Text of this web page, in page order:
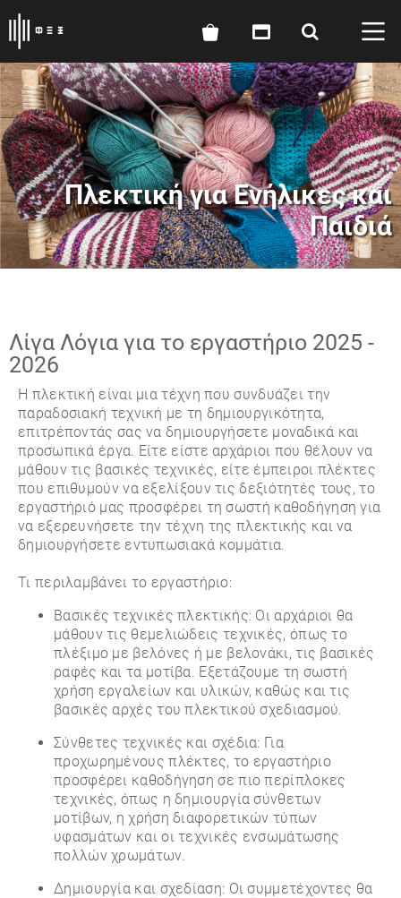
Πλεκτική για Ενήλικες και
Παιδιά
Λίγα Λόγια για το εργαστήριο 2025 -
2026
Η πλεκτική είναι μια τέχνη που συνδυάζει την
παραδοσιακή τεχνική με τη δημιουργικότητα,
επιτρέποντάς σας να δημιουργήσετε μοναδικά και
προσωπικά έργα. Είτε είστε αρχάριοι που θέλουν να
μάθουν τις βασικές τεχνικές, είτε έμπειροι πλέκτες
που επιθυμούν να εξελίξουν τις δεξιότητές τους, το
εργαστήριό μας προσφέρει τη σωστή καθοδήγηση για
να εξερευνήσετε την τέχνη της πλεκτικής και να
δημιουργήσετε εντυπωσιακά κομμάτια.
Τι περιλαμβάνει το εργαστήριο:
Βασικές τεχνικές πλεκτικής: Οι αρχάριοι θα
μάθουν τις θεμελιώδεις τεχνικές, όπως το
πλέξιμο με βελόνες ή με βελονάκι, τις βασικές
ραφές και τα μοτίβα. Εξετάζουμε τη σωστή
χρήση εργαλείων και υλικών, καθώς και τις
βασικές αρχές του πλεκτικού σχεδιασμού.
Σύνθετες τεχνικές και σχέδια: Για
προχωρημένους πλέκτες, το εργαστήριο
προσφέρει καθοδήγηση σε πιο περίπλοκες
τεχνικές, όπως η δημιουργία σύνθετων
μοτίβων, η χρήση διαφορετικών τύπων
υφασμάτων και οι τεχνικές ενσωμάτωσης
πολλών χρωμάτων.
Δημιουργία και σχεδίαση: Οι συμμετέχοντες θα